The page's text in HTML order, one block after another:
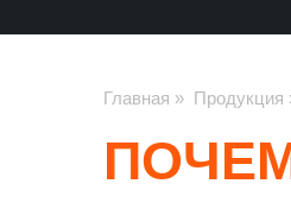
Главная » Продукция